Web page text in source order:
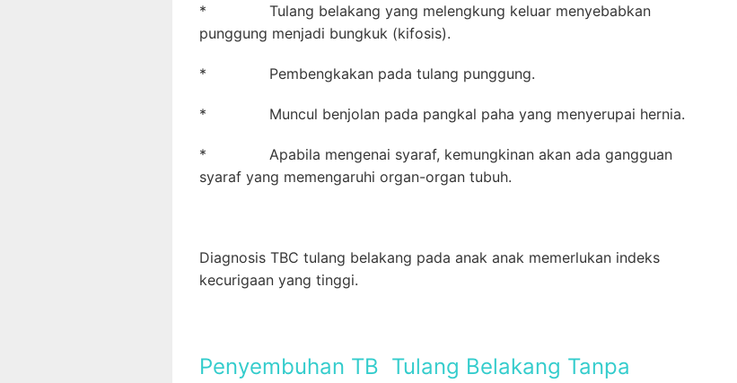
* Tulang belakang yang melengkung keluar menyebabkan
punggung menjadi bungkuk (kifosis).
* Pembengkakan pada tulang punggung.
* Muncul benjolan pada pangkal paha yang menyerupai hernia.
* Apabila mengenai syaraf, kemungkinan akan ada gangguan
syaraf yang memengaruhi organ-organ tubuh.
Diagnosis TBC tulang belakang pada anak anak memerlukan indeks
kecurigaan yang tinggi.
Penyembuhan TB Tulang Belakang Tanpa